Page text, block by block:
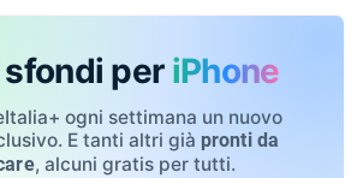
sfondi per iPhone
ogni settimana un nuovo
E tanti altri già pronti da
, alcuni gratis per tutti.